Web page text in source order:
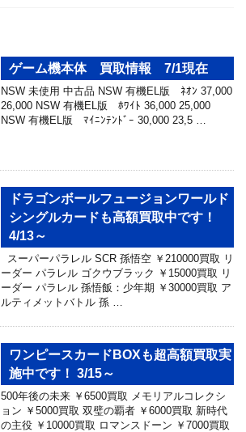
ゲーム機本体 買取情報 7/1現在
NSW 未使用 中古品 NSW 有機EL版 ﾈｵﾝ 37,000
26,000 NSW 有機EL版 ﾎﾜｲﾄ 36,000 25,000
NSW 有機EL版 ﾏｲﾆﾝﾃﾝﾄﾞｰ 30,000 23,5 …
ドラゴンボールフュージョンワールド
シングルカードも高額買取中です！
4/13～
スーパーパラレル SCR 孫悟空 ￥210000買取 リ
ーダー パラレル ゴクウブラック ￥15000買取 リ
ーダー パラレル 孫悟飯：少年期 ￥30000買取 ア
ルティメットバトル 孫 …
ワンピースカードBOXも超高額買取実
施中です！ 3/15～
500年後の未来 ￥6500買取 メモリアルコレクシ
ョン ￥5000買取 双璧の覇者 ￥6000買取 新時代
の主役 ￥10000買取 ロマンスドーン ￥7000買取